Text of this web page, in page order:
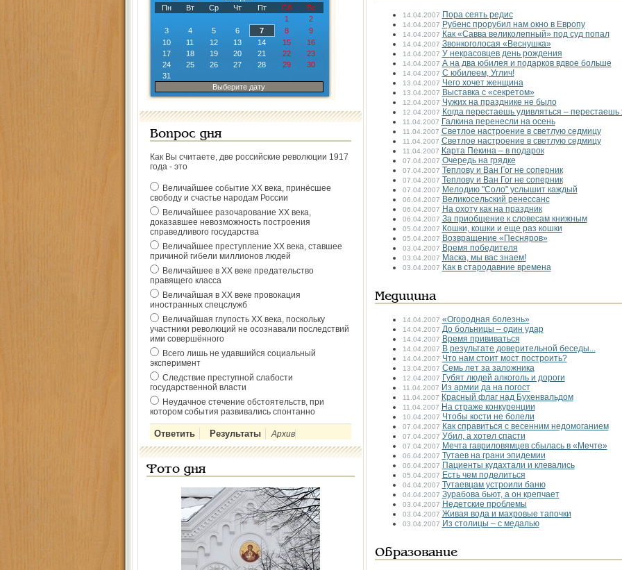
Пн
Вт Ср Чт Пт Сб
Вс
1
2
3
4 5 6 7 8
9
10
11 12 13 14 15
16
17
18 19 20 21 22
23
24
25 26 27 28 29
30
31
Выберите дату
Вопрос дня
Как Вы считаете, две российские революции 1917
года - это
Величайшее событие ХХ века, принёсшее
свободу и счастье народам России
Величайшее разочарование ХХ века,
доказавшее невозможность построения
справедливого государства
Величайшее преступление ХХ века, ставшее
причиной гибели миллионов людей
Величайшее в ХХ веке предательство
правящего класса
Величайшая в ХХ веке провокация
иностранных спецслужб
Величайшая глупость ХХ века, поскольку
участники революций не осознавали последствий
ими совершённого
Всего лишь не удавшийся социальный
эксперимент
Следствие преступной слабости
государственной власти
Неудачное стечение обстоятельств, при
котором события развивались спонтанно
Архив
Фото дня
14.04.2007 Пора сеять редис
14.04.2007 Рубенс прорубил нам окно в Европу
14.04.2007 Как «Савва великолепный» под суд попал
14.04.2007 Звонкоголосая «Веснушка»
14.04.2007 У некрасовцев день рождения
14.04.2007 А на два юбилея и подарков вдвое больше
14.04.2007 С юбилеем, Углич!
13.04.2007 Чего хочет женщина
13.04.2007 Выставка с «секретом»
12.04.2007 Чужих на празднике не было
12.04.2007 Когда перестаешь удивляться – перестаешь
11.04.2007 Галкина перенесли на осень
11.04.2007 Светлое настроение в светлую седмицу
11.04.2007 Светлое настроение в светлую седмицу
11.04.2007 Карта Пекина – в подарок
07.04.2007 Очередь на грядке
07.04.2007 Теплову и Ван Гог не соперник
07.04.2007 Теплову и Ван Гог не соперник
07.04.2007 Мелодию "Соло" услышит каждый
06.04.2007 Великосельский ренессанс
06.04.2007 На охоту как на праздник
06.04.2007 За приобщение к словесам книжным
05.04.2007 Кошки, кошки и еще раз кошки
05.04.2007 Возвращение «Песняров»
03.04.2007 Время победителя
03.04.2007 Маска, мы вас знаем!
03.04.2007 Как в стародавние времена
Медицина
14.04.2007 «Огородная болезнь»
14.04.2007 До больницы – один удар
14.04.2007 Время прививаться
14.04.2007 В результате доверительной беседы...
14.04.2007 Что нам стоит мост построить?
13.04.2007 Семь лет за заложника
12.04.2007 Губят людей алкоголь и дороги
11.04.2007 Из армии да на погост
11.04.2007 Красный флаг над Бухенвальдом
11.04.2007 На страже конкуренции
10.04.2007 Чтобы кости не болели
07.04.2007 Как справиться с весенним недомоганием
07.04.2007 Убил, а хотел спасти
07.04.2007 Мечта гавриловямцев сбылась в «Мечте»
06.04.2007 Тутаев на грани эпидемии
06.04.2007 Пациенты кудахтали и клевались
05.04.2007 Есть чем поделиться
04.04.2007 Тутаевцам устроили баню
04.04.2007 Зурабова бьют, а он крепчает
03.04.2007 Недетские проблемы
03.04.2007 Живая вода и махровые тапочки
03.04.2007 Из столицы – с медалью
Образование